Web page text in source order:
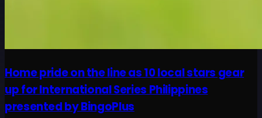
Home pride on the line as 10 local stars gear
up for International Series Philippines
presented by BingoPlus